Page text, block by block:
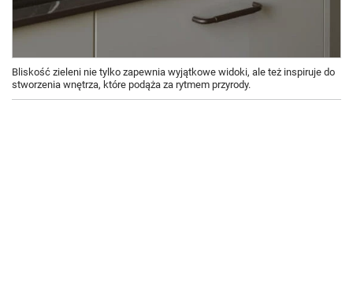
Bliskość zieleni nie tylko zapewnia wyjątkowe widoki, ale też inspiruje do
stworzenia wnętrza, które podąża za rytmem przyrody.